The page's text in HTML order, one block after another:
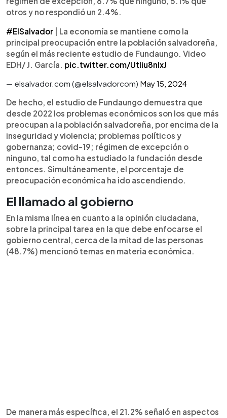
otros y no respondió un 2.4%.
#ElSalvador | La economía se mantiene como la
principal preocupación entre la población salvadoreña,
según el más reciente estudio de Fundaungo. Video
EDH/ J. García. pic.twitter.com/Utliu8nIxJ
— elsalvador.com (@elsalvadorcom) May 15, 2024
De hecho, el estudio de Fundaungo demuestra que
desde 2022 los problemas económicos son los que más
preocupan a la población salvadoreña, por encima de la
inseguridad y violencia; problemas políticos y
gobernanza; covid-19; régimen de excepción o
ninguno, tal como ha estudiado la fundación desde
entonces. Simultáneamente, el porcentaje de
preocupación económica ha ido ascendiendo.
El llamado al gobierno
En la misma línea en cuanto a la opinión ciudadana,
sobre la principal tarea en la que debe enfocarse el
gobierno central, cerca de la mitad de las personas
(48.7%) mencionó temas en materia económica.
De manera más específica, el 21.2% señaló en aspectos